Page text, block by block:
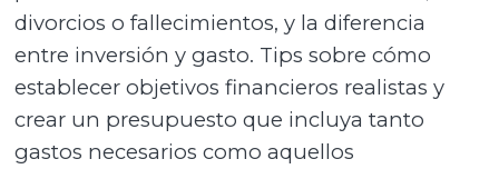
divorcios o fallecimientos, y la diferencia
entre inversión y gasto. Tips sobre cómo
establecer objetivos financieros realistas y
crear un presupuesto que incluya tanto
gastos necesarios como aquellos